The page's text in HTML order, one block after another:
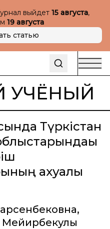
выйдет 15 августа,
19 августа
статью
УЧЁНЫЙ
Түркістан
ахуалы
,
Мейирбекулы